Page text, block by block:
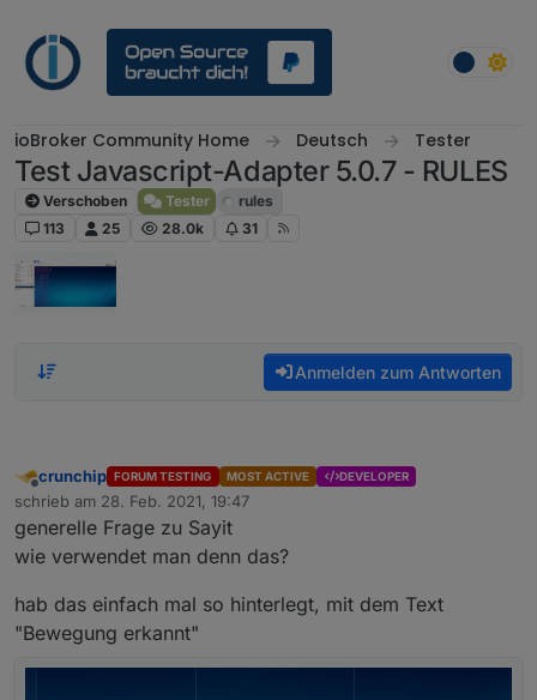
ioBroker Community Home Deutsch Tester
Test Javascript-Adapter 5.0.7 - RULES
Verschoben Tester
rules
113
25 28.0k 31
Anmelden zum Antworten
Offline
crunchip FORUM TESTING MOST ACTIVE DEVELOPER
schrieb am 28. Feb. 2021, 19:47
zuletzt editiert von
generelle Frage zu Sayit
wie verwendet man denn das?
hab das einfach mal so hinterlegt, mit dem Text
"Bewegung erkannt"